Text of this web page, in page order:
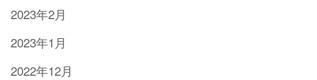
2023年2月
2023年1月
2022年12月